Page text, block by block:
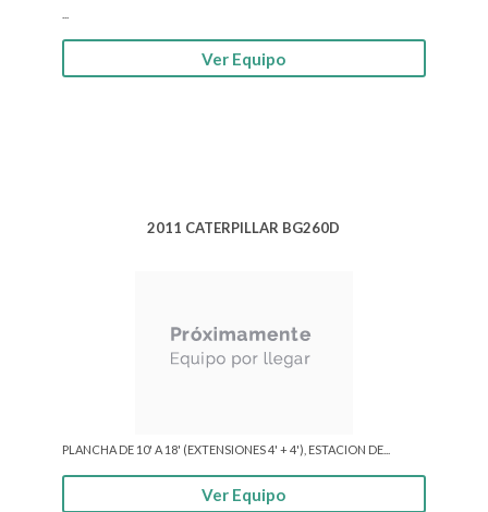
Ver Equipo
2011 CATERPILLAR BG260D
PLANCHA DE 10' A 18' (EXTENSIONES 4' + 4'), ESTACION DE...
Ver Equipo